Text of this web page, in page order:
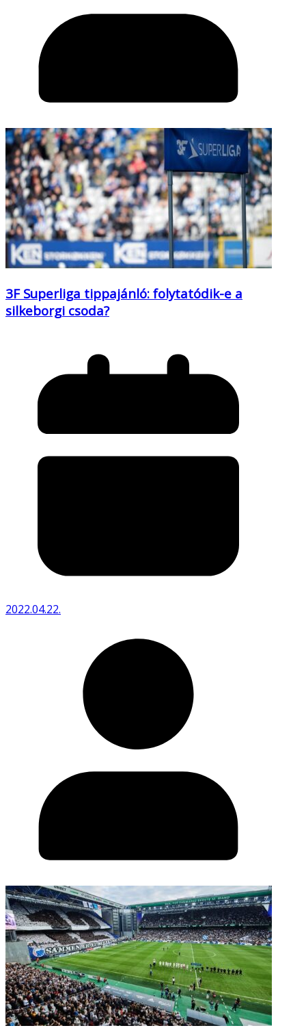
3F Superliga tippajánló: folytatódik-e a
silkeborgi csoda?
2022.04.22.